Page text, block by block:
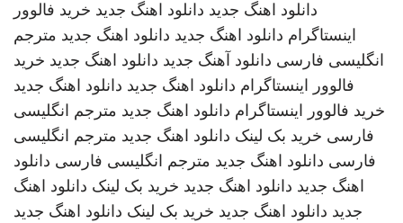
دانلود اهنگ جدید دانلود اهنگ جدید خرید فالوور
اینستاگرام دانلود اهنگ جدید دانلود اهنگ جدید مترجم
انگلیسی فارسی دانلود آهنگ جدید دانلود اهنگ جدید خرید
فالوور اینستاگرام دانلود اهنگ جدید دانلود اهنگ جدید
خرید فالوور اینستاگرام دانلود اهنگ جدید مترجم انگلیسی
فارسی خرید بک لینک دانلود اهنگ جدید مترجم انگلیسی
فارسی دانلود اهنگ جدید مترجم انگلیسی فارسی دانلود
اهنگ جدید دانلود اهنگ جدید خرید بک لینک دانلود اهنگ
جدید دانلود اهنگ جدید خرید بک لینک دانلود اهنگ جدید